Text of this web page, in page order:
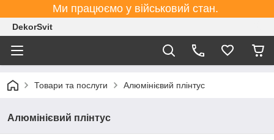
Ми працюємо у військовий стан.
DekorSvit
Товари та послуги Алюмінієвий плінтус
Алюмінієвий плінтус